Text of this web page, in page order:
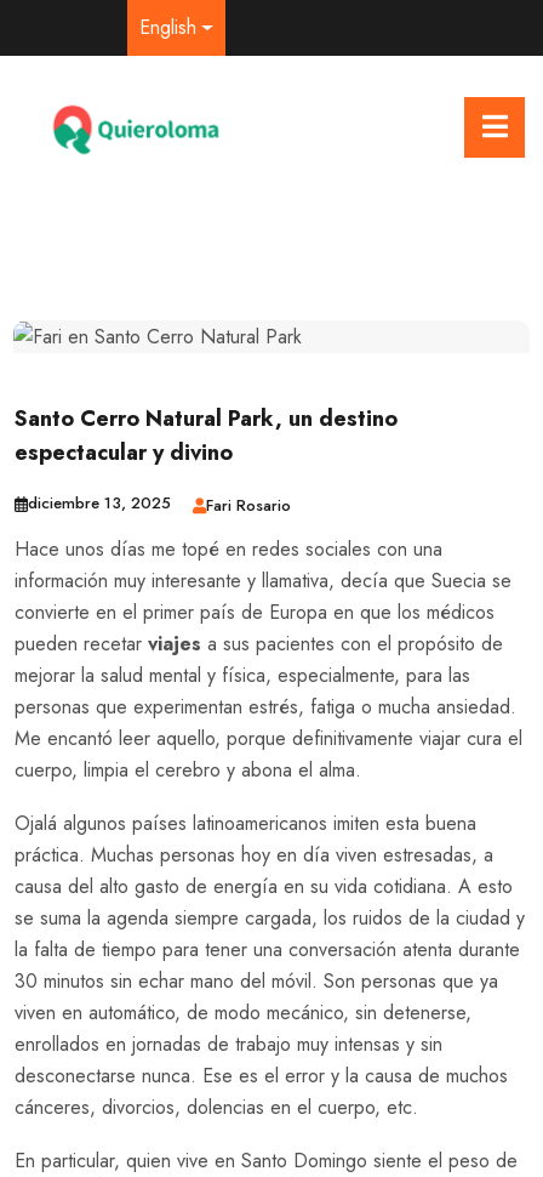
English
Santo Cerro Natural Park, un destino
espectacular y divino
diciembre 13, 2025 Fari Rosario
Hace unos días me topé en redes sociales con una
información muy interesante y llamativa, decía que Suecia se
convierte en el primer país de Europa en que los médicos
pueden recetar viajes a sus pacientes con el propósito de
mejorar la salud mental y física, especialmente, para las
personas que experimentan estrés, fatiga o mucha ansiedad.
Me encantó leer aquello, porque definitivamente viajar cura el
cuerpo, limpia el cerebro y abona el alma.
Ojalá algunos países latinoamericanos imiten esta buena
práctica. Muchas personas hoy en día viven estresadas, a
causa del alto gasto de energía en su vida cotidiana. A esto
se suma la agenda siempre cargada, los ruidos de la ciudad y
la falta de tiempo para tener una conversación atenta durante
30 minutos sin echar mano del móvil. Son personas que ya
viven en automático, de modo mecánico, sin detenerse,
enrollados en jornadas de trabajo muy intensas y sin
desconectarse nunca. Ese es el error y la causa de muchos
cánceres, divorcios, dolencias en el cuerpo, etc.
En particular, quien vive en Santo Domingo siente el peso de